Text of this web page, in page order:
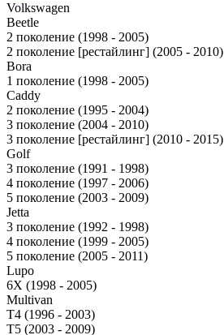
Volkswagen
Beetle
2 поколение (1998 - 2005)
2 поколение [рестайлинг] (2005 - 2010)
Bora
1 поколение (1998 - 2005)
Caddy
2 поколение (1995 - 2004)
3 поколение (2004 - 2010)
3 поколение [рестайлинг] (2010 - 2015)
Golf
3 поколение (1991 - 1998)
4 поколение (1997 - 2006)
5 поколение (2003 - 2009)
Jetta
3 поколение (1992 - 1998)
4 поколение (1999 - 2005)
5 поколение (2005 - 2011)
Lupo
6X (1998 - 2005)
Multivan
T4 (1996 - 2003)
T5 (2003 - 2009)